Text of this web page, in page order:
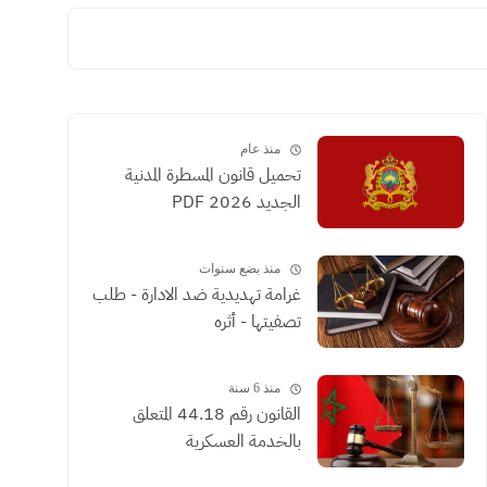
منذ عام
تحميل قانون المسطرة المدنية
الجديد 2026 PDF
منذ بضع سنوات
غرامة تهديدية ضد الادارة - طلب
تصفيتها - أثره
منذ 6 سنة
القانون رقم 44.18 المتعلق
بالخدمة العسكرية